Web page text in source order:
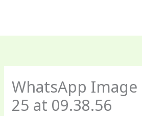
WhatsApp Image
25 at 09.38.56